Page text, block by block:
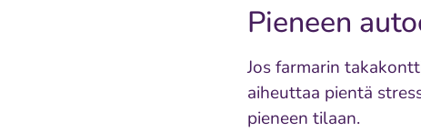
Pieneen
Jos farmarin
aiheuttaa pientä
pieneen tilaan.